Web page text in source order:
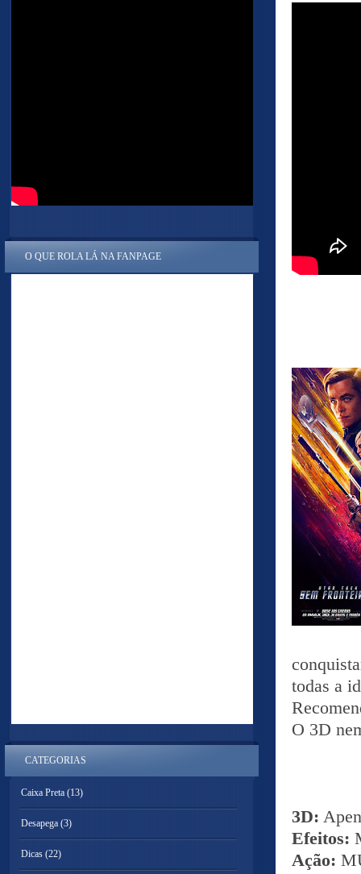
todas a
O 3D
3D:
Efeitos:
Ação:
O QUE ROLA LÁ NA FANPAGE
CATEGORIAS
Caixa Preta (13)
Desapega (3)
Dicas (22)